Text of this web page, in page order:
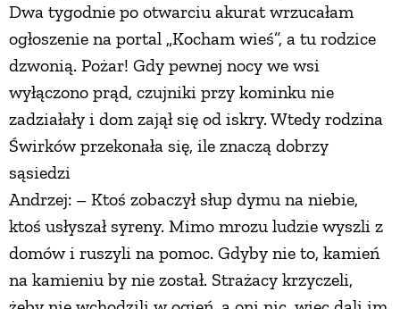
Dwa tygodnie po otwarciu akurat wrzucałam
ogłoszenie na portal „Kocham wieś”, a tu rodzice
dzwonią. Pożar! Gdy pewnej nocy we wsi
wyłączono prąd, czujniki przy kominku nie
zadziałały i dom zajął się od iskry. Wtedy rodzina
Świrków przekonała się, ile znaczą dobrzy
sąsiedzi
Andrzej: – Ktoś zobaczył słup dymu na niebie,
ktoś usłyszał syreny. Mimo mrozu ludzie wyszli z
domów i ruszyli na pomoc. Gdyby nie to, kamień
na kamieniu by nie został. Strażacy krzyczeli,